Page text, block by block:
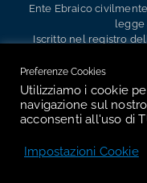
Ente Ebraico
legge
Iscritto nel registro
Persone Giuridiche al
Preferenze Cookies
Utilizziamo i cookie
navigazione sul
acconsenti all'uso di
Impostazioni Cookie